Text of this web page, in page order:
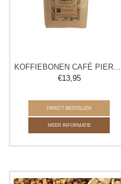
KOFFIEBONEN CAFÉ PIERRE NOIR
€13,95
DIRECT BESTELLEN
MEER INFORMATIE